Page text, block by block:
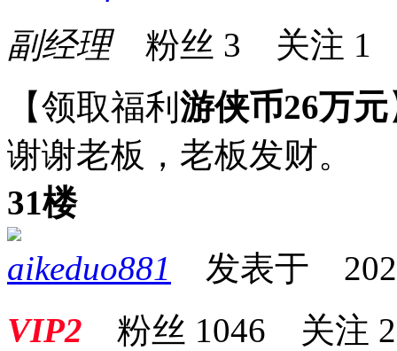
副经理粉丝 3 关注 1
【领取福利 游侠币26万元
谢谢老板，老板发财。
31楼
aikeduo881
发表于
VIP2 粉丝 1046 关注